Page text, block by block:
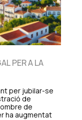
PER A LA
per jubilar-se
de
de
ha augmentat